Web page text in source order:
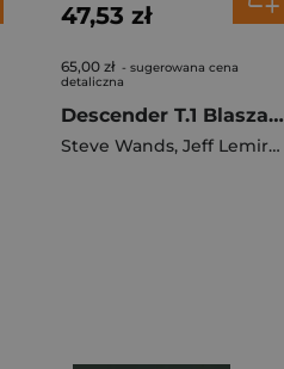
47,53 zł
65,00 zł - sugerowana cena
detaliczna
Descender T.1 Blaszane Gwiazdy
Steve Wands, Jeff Lemire